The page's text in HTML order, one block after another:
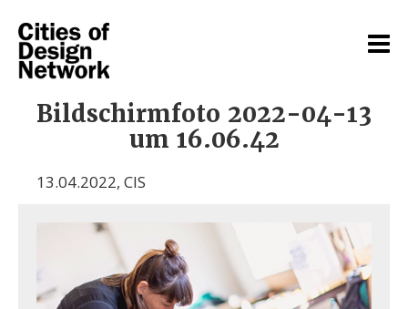
Bildschirmfoto 2022-04-13
um 16.06.42
13.04.2022, CIS